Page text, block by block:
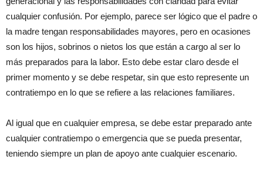
cualquier confusión. Por ejemplo, parece ser lógico que el padre o
la madre tengan responsabilidades mayores, pero en ocasiones
son los hijos, sobrinos o nietos los que están a cargo al ser lo
más preparados para la labor. Esto debe estar claro desde el
primer momento y se debe respetar, sin que esto represente un
contratiempo en lo que se refiere a las relaciones familiares.
Al igual que en cualquier empresa, se debe estar preparado ante
cualquier contratiempo o emergencia que se pueda presentar,
teniendo siempre un plan de apoyo ante cualquier escenario.